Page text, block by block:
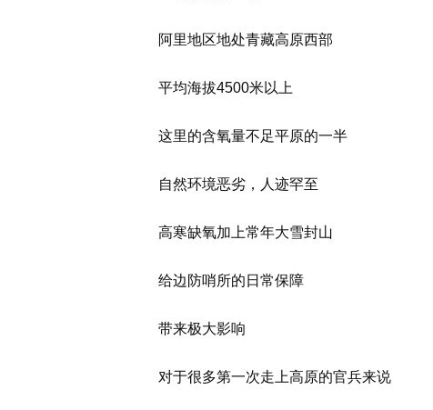
阿里地区地处青藏高原西部
平均海拔4500米以上
这里的含氧量不足平原的一半
自然环境恶劣，人迹罕至
高寒缺氧加上常年大雪封山
给边防哨所的日常保障
带来极大影响
对于很多第一次走上高原的官兵来说